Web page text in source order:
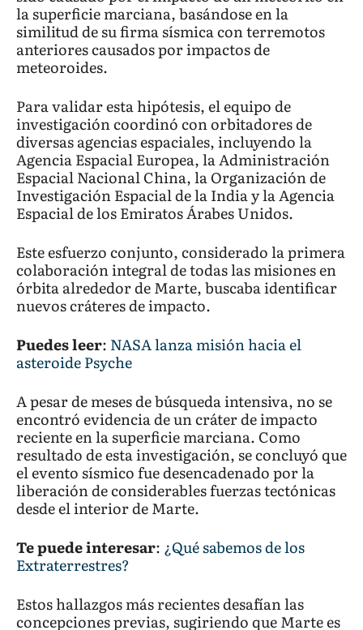
la superficie marciana, basándose en la
similitud de su firma sísmica con terremotos
anteriores causados por impactos de
meteoroides.
Para validar esta hipótesis, el equipo de
investigación coordinó con orbitadores de
diversas agencias espaciales, incluyendo la
Agencia Espacial Europea, la Administración
Espacial Nacional China, la Organización de
Investigación Espacial de la India y la Agencia
Espacial de los Emiratos Árabes Unidos.
Este esfuerzo conjunto, considerado la primera
colaboración integral de todas las misiones en
órbita alrededor de Marte, buscaba identificar
nuevos cráteres de impacto.
Puedes leer: NASA lanza misión hacia el
asteroide Psyche
A pesar de meses de búsqueda intensiva, no se
encontró evidencia de un cráter de impacto
reciente en la superficie marciana. Como
resultado de esta investigación, se concluyó que
el evento sísmico fue desencadenado por la
liberación de considerables fuerzas tectónicas
desde el interior de Marte.
Te puede interesar: ¿Qué sabemos de los
Extraterrestres?
Estos hallazgos más recientes desafían las
concepciones previas, sugiriendo que Marte es